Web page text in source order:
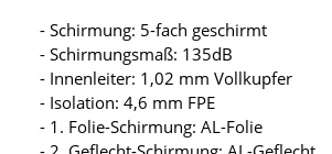
- Schirmung: 5-fach geschirmt
- Schirmungsmaß: 135dB
- Innenleiter: 1,02 mm Vollkupfer
- Isolation: 4,6 mm FPE
- 1. Folie-Schirmung: AL-Folie